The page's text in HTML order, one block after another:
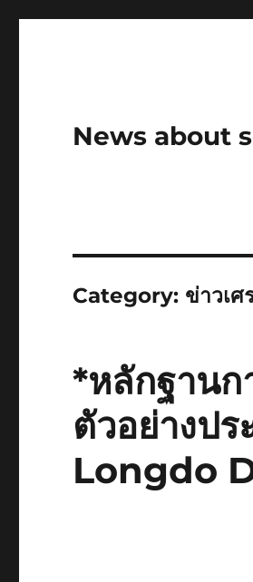
News about
Category: ข่าวเศ
*หลักฐานก
ตัวอย่างป
Longdo